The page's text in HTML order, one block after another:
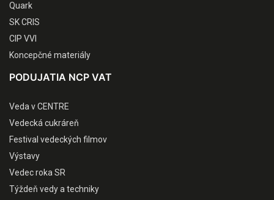
Quark
SK CRIS
CIP VVI
Koncepčné materiály
PODUJATIA NCP VAT
Veda v CENTRE
Vedecká cukráreň
Festival vedeckých filmov
Výstavy
Vedec roka SR
Týždeň vedy a techniky